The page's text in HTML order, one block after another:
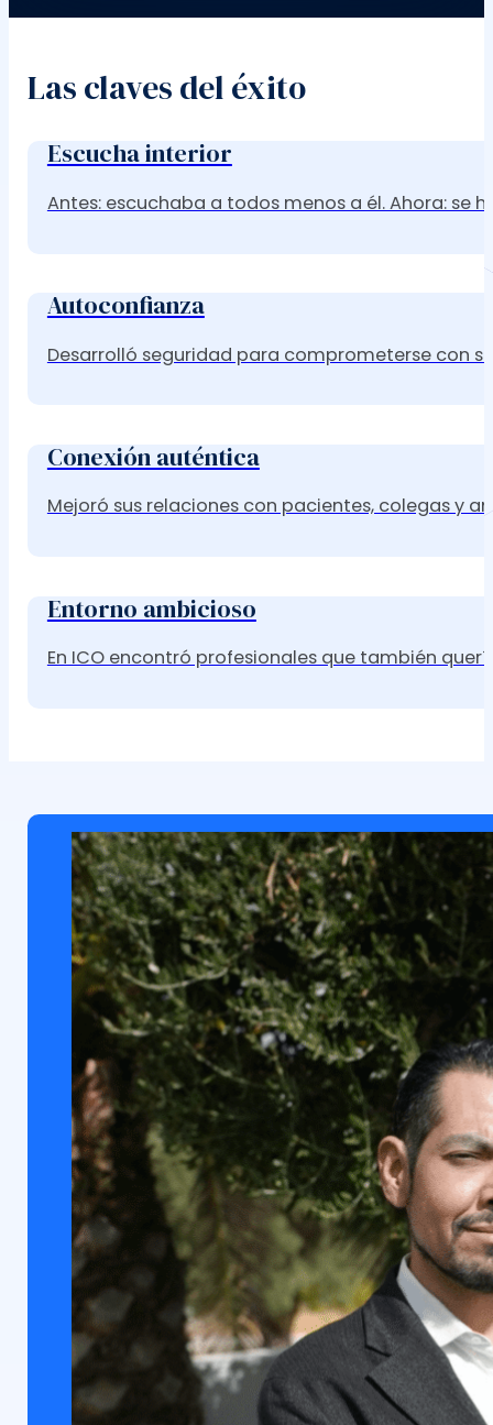
Las claves del éxito
Escucha interior
Antes: escuchaba a todos menos a él. Ahora: se
Autoconfianza
Desarrolló seguridad para comprometerse con
Conexión auténtica
Mejoró sus relaciones con pacientes, colegas y
Entorno ambicioso
En ICO encontró profesionales que también